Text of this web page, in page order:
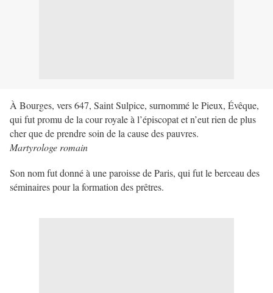
À Bourges, vers 647, Saint Sulpice, surnommé le Pieux, Évêque,
qui fut promu de la cour royale à l’épiscopat et n’eut rien de plus
cher que de prendre soin de la cause des pauvres.
Martyrologe romain
Son nom fut donné à une paroisse de Paris, qui fut le berceau des
séminaires pour la formation des prêtres.